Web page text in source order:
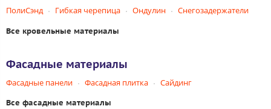
ПолиСэнд Гибкая черепица Ондулин Снегозадержатели
Все кровельные материалы
Фасадные материалы
Фасадные панели Фасадная плитка Сайдинг
Все фасадные материалы